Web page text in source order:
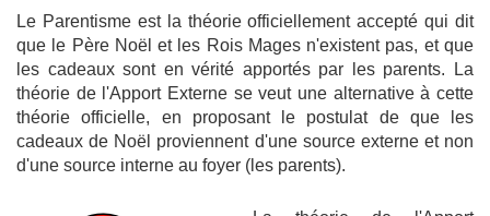
Le Parentisme est la théorie officiellement accepté qui dit
que le Père Noël et les Rois Mages n'existent pas, et que
les cadeaux sont en vérité apportés par les parents. La
théorie de l'Apport Externe se veut une alternative à cette
théorie officielle, en proposant le postulat de que les
cadeaux de Noël proviennent d'une source externe et non
d'une source interne au foyer (les parents).